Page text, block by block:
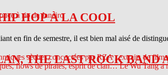
HOP À LA COOL
en fin de semestre, il est bien mal aisé de
THE LAST ROCK BAND